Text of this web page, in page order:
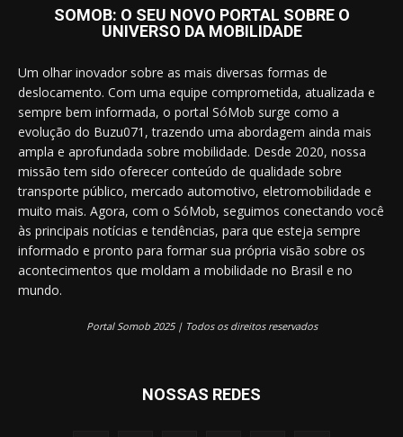
SOMOB: O SEU NOVO PORTAL SOBRE O
UNIVERSO DA MOBILIDADE
Um olhar inovador sobre as mais diversas formas de
deslocamento. Com uma equipe comprometida, atualizada e
sempre bem informada, o portal SóMob surge como a
evolução do Buzu071, trazendo uma abordagem ainda mais
ampla e aprofundada sobre mobilidade. Desde 2020, nossa
missão tem sido oferecer conteúdo de qualidade sobre
transporte público, mercado automotivo, eletromobilidade e
muito mais. Agora, com o SóMob, seguimos conectando você
às principais notícias e tendências, para que esteja sempre
informado e pronto para formar sua própria visão sobre os
acontecimentos que moldam a mobilidade no Brasil e no
mundo.
Portal Somob 2025 | Todos os direitos reservados
NOSSAS REDES